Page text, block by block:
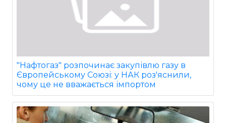
"Нафтогаз" розпочинає закупівлю газу в
Європейському Союзі: у НАК роз'яснили,
чому це не вважається імпортом